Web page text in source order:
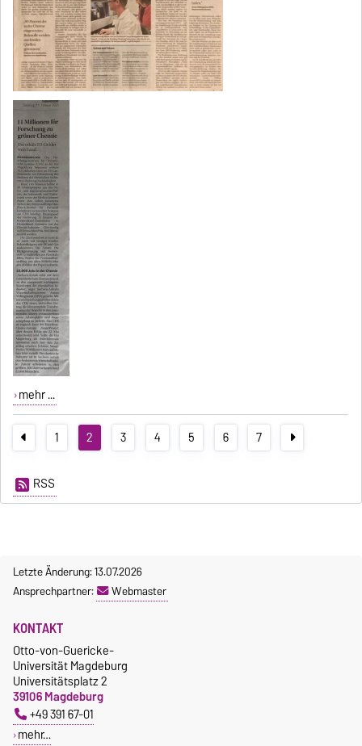
mehr ...
1 2 3 4 5 6 7
RSS
Letzte Änderung: 13.07.2026
Ansprechpartner:
Webmaster
KONTAKT
Otto-von-Guericke-
Universität Magdeburg
Universitätsplatz 2
39106 Magdeburg
+49 391 67-01
mehr…